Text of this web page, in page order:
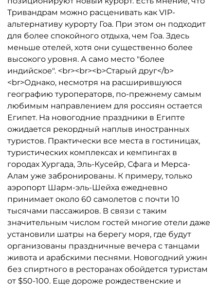
Тривандрам можно расценивать как VIP-
альтернативу курорту Гоа. При этом он подходит
для более спокойного отдыха, чем Гоа. Здесь
меньше отелей, хотя они существенно более
высокого уровня. А само место "более
индийское". <br><br><b>Старый друг</b>
<br>Однако, несмотря на расширившуюся
географию туроператорв, по-прежнему самым
любимым направлением для россиян остается
Египет. На новогодние праздники в Египте
ожидается рекордный наплыв иностранных
туристов. Практически все места в гостиницах,
туристических комплексах и кемпингах в
городах Хургада, Эль-Кусейр, Сфага и Мерса-
Алам уже забронированы. К примеру, только
аэропорт Шарм-эль-Шейха ежедневно
принимает около 60 самолетов с почти 10
тысячами пассажиров. В связи с таким
значительным числом гостей многие отели даже
установили шатры на берегу моря, где будут
организованы праздничные вечера с танцами
живота и арабскими песнями. Новогодний ужин
без спиртного в ресторанах обойдется туристам
от $50-100. Еще дороже рождественские и